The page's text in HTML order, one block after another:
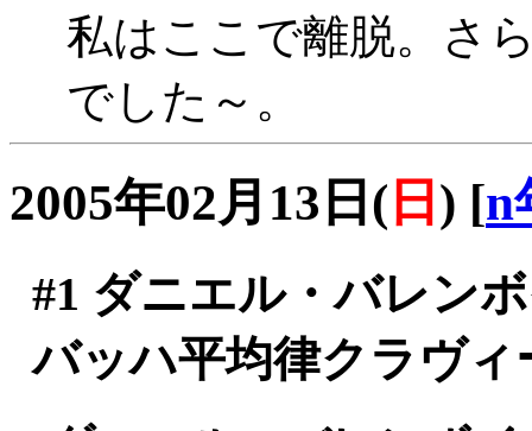
私はここで離脱。さ
でした～。
2005年02月13日( 日 ) [n
#1 ダニエル・バレ
バッハ平均律クラヴ